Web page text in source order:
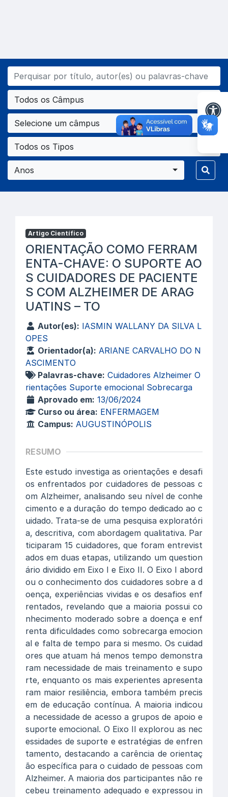
Todos os Câmpus
Selecione um câmpus
Todos os Tipos
Anos
Artigo Científico
ORIENTAÇÃO COMO FERRAM
ENTA-CHAVE: O SUPORTE AO
S CUIDADORES DE PACIENTE
S COM ALZHEIMER DE ARAG
UATINS – TO
Autor(es): IASMIN WALLANY DA SILVA L
OPES
Orientador(a): ARIANE CARVALHO DO N
ASCIMENTO
Palavras-chave: Cuidadores Alzheimer O
rientações Suporte emocional Sobrecarga
Aprovado em: 13/06/2024
Curso ou área: ENFERMAGEM
Campus: AUGUSTINÓPOLIS
RESUMO
Este estudo investiga as orientações e desafi
os enfrentados por cuidadores de pessoas c
om Alzheimer, analisando seu nível de conhe
cimento e a duração do tempo dedicado ao c
uidado. Trata-se de uma pesquisa exploratóri
a, descritiva, com abordagem qualitativa. Par
ticiparam 15 cuidadores, que foram entrevist
ados em duas etapas, utilizando um question
ário dividido em Eixo I e Eixo II. O Eixo I abord
ou o conhecimento dos cuidadores sobre a d
oença, experiências vividas e os desafios enf
rentados, revelando que a maioria possui co
nhecimento moderado sobre a doença e enf
renta dificuldades como sobrecarga emocion
al e falta de tempo para si mesmo. Os cuidad
ores que atuam há menos tempo demonstra
ram necessidade de mais treinamento e supo
rte, enquanto os mais experientes apresenta
ram maior resiliência, embora também precis
em de educação contínua. A maioria indicou
a necessidade de acesso a grupos de apoio e
suporte emocional. O Eixo II explorou as nec
essidades de suporte e estratégias de enfren
tamento, destacando a carência de orientaç
ão específica para o cuidado de pessoas com
Alzheimer. A maioria dos participantes não re
cebeu treinamento adequado e expressou in